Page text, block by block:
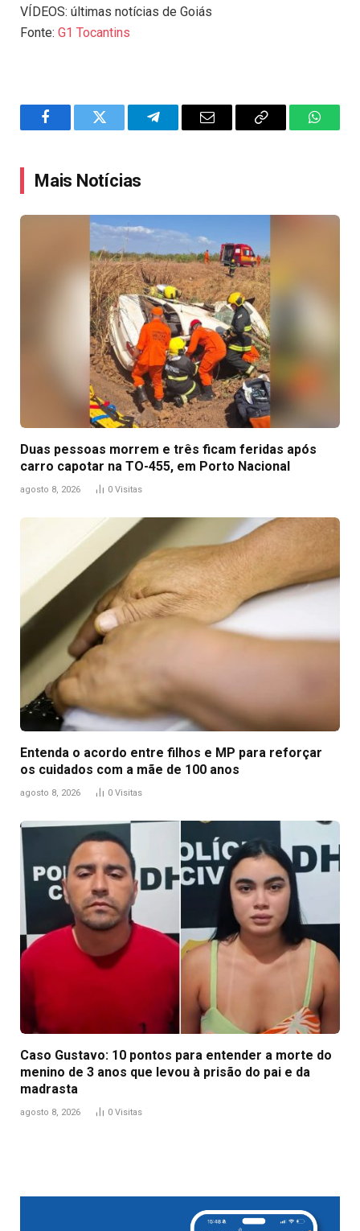
VÍDEOS: últimas notícias de Goiás
Fonte: G1 Tocantins
FacebookTwitter TelegramEmail
Copy
Mais Notícias
Duas pessoas morrem e três ficam feridas após
carro capotar na TO-455, em Porto Nacional
agosto 8, 2026 0 Visitas
Entenda o acordo entre filhos e MP para reforçar
os cuidados com a mãe de 100 anos
agosto 8, 2026 0 Visitas
Caso Gustavo: 10 pontos para entender a morte do
menino de 3 anos que levou à prisão do pai e da
madrasta
agosto 8, 2026 0 Visitas